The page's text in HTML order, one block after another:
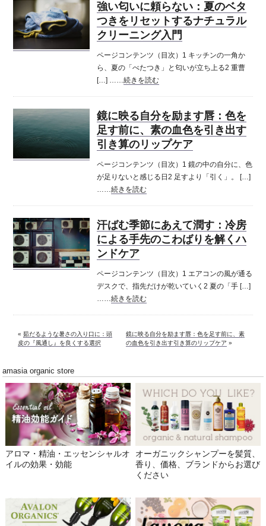
強い匂いに頼らない：夏のベタ
つきをリセットするナチュラル
クリーニング入門
ページコンテンツ（目次）1 キッチンの一角か
ら、夏の「べたつき」と匂いが立ち上る2 重曹
[…] ……続きを読む
鏡に映る自分を励ます唇：色を
足す前に、素の血色を引き出す
引き算のリップケア
ページコンテンツ（目次）1 鏡の中の自分に、色
が足りないと感じる日2 足すより「引く」。 […]
……続きを読む
汗ばむ季節にあえて潤す：冷房
による手先のこわばりを解くハ
ンドケア
ページコンテンツ（目次）1 エアコンの風が通る
デスクで、指先だけが乾いていく2 夏の「手 […]
……続きを読む
«茹だるような暑さの入り口に：頭
皮の『風通し』を良くする選択
鏡に映る自分を励ます唇：色を足す前に、素
の血色を引き出す引き算のリップケア »
amasia organic store
アロマ・精油・エッセンシャルオ
イルの効果・効能
オーガニックシャンプーを髪質、
香り、価格、ブランドからお選び
ください